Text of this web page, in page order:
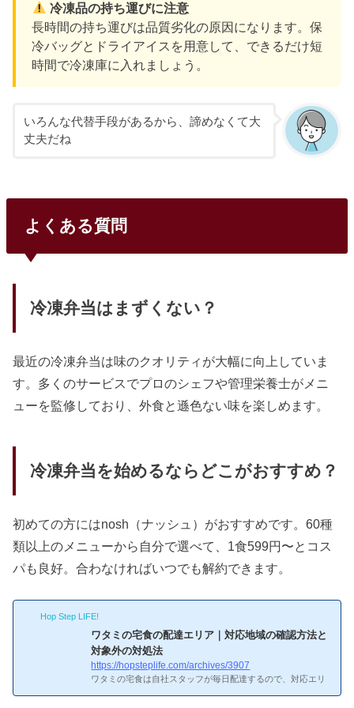
冷凍品の持ち運びに注意
長時間の持ち運びは品質劣化の原因になります。保
冷バッグとドライアイスを用意して、できるだけ短
時間で冷凍庫に入れましょう。
いろんな代替手段があるから、諦めなくて大
丈夫だね
よくある質問
冷凍弁当はまずくない？
最近の冷凍弁当は味のクオリティが大幅に向上していま
す。多くのサービスでプロのシェフや管理栄養士がメニ
ューを監修しており、外食と遜色ない味を楽しめます。
冷凍弁当を始めるならどこがおすすめ？
初めての方にはnosh（ナッシュ）がおすすめです。60種
類以上のメニューから自分で選べて、1食599円〜とコス
パも良好。合わなければいつでも解約できます。
Hop Step LIFE!
ワタミの宅食の配達エリア｜対応地域の確認方法と
対象外の対処法
https://hopsteplife.com/archives/3907
ワタミの宅食は自社スタッフが毎日配達するので、対応エリ